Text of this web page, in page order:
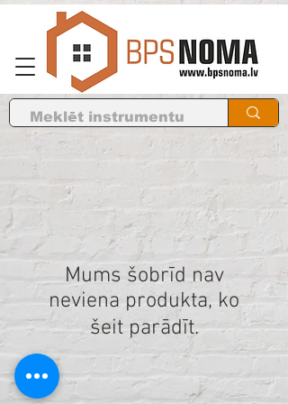
Mums šobrīd nav
neviena produkta, ko
šeit parādīt.